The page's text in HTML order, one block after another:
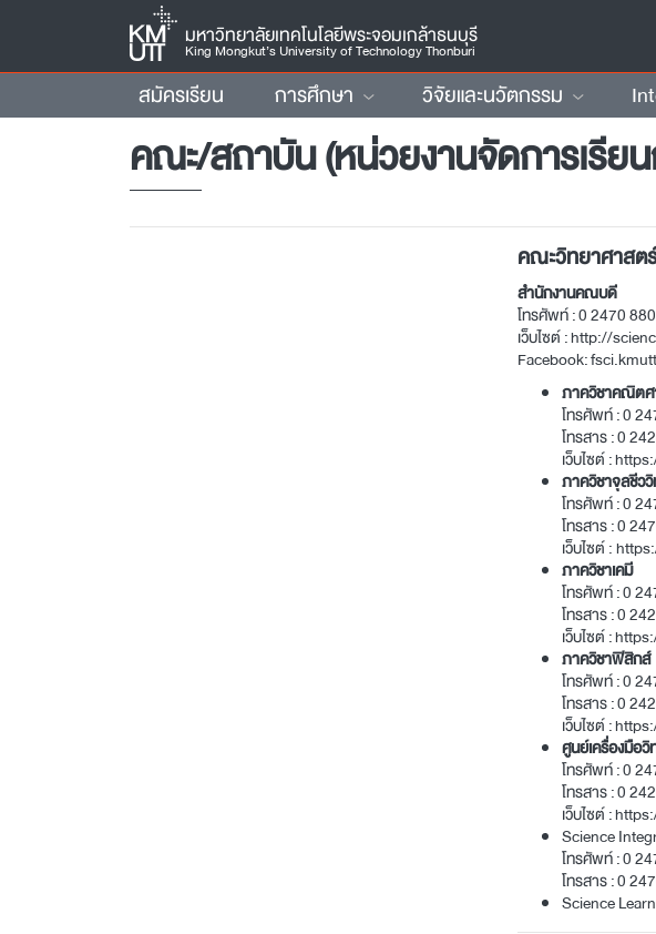
มหาวิทยาลัยเทคโนโลยีพระจอมเกล้าธนบุรี
King Mongkut’s University of Technology Thonburi
สมัครเรียน การศึกษา วิจัยและนวัตกรรม
คณะ/สถาบัน (หน่วยงานจัดการเรีย
คณะวิทยาศาสตร์
สำนักงานคณบดี
โทรศัพท์ :0 2470
เว็บไซต์ :http://
Facebook:fsci.kmutt
ภาควิชาคณิต
โทรศัพท์ :0
โทรสาร :0
เว็บไซต์ :
ภาควิชาจุลชีว
โทรศัพท์ :0
โทรสาร : 0
เว็บไซต์ :
ภาควิชาเคมี
โทรศัพท์ :0
โทรสาร :0
เว็บไซต์ :
ภาควิชาฟิสิกส์
โทรศัพท์ :0
โทรสาร :0
เว็บไซต์ :
ศูนย์เครื่องมือ
โทรศัพท์ :0
โทรสาร :0
เว็บไซต์ :
Science
โทรศัพท์ :0
โทรสาร :0
Science